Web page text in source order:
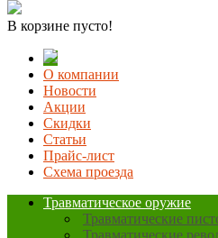
В корзине пусто!
О компании
Новости
Акции
Скидки
Статьи
Прайс-лист
Схема проезда
Травматическое оружие
Травматические
Травматические